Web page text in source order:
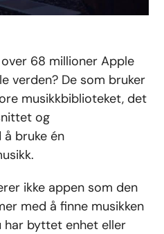
68 millioner Apple
verden? De som bruker
musikkbiblioteket, det
og
å bruke én
ikke appen som den
med å finne musikken
har byttet enhet eller